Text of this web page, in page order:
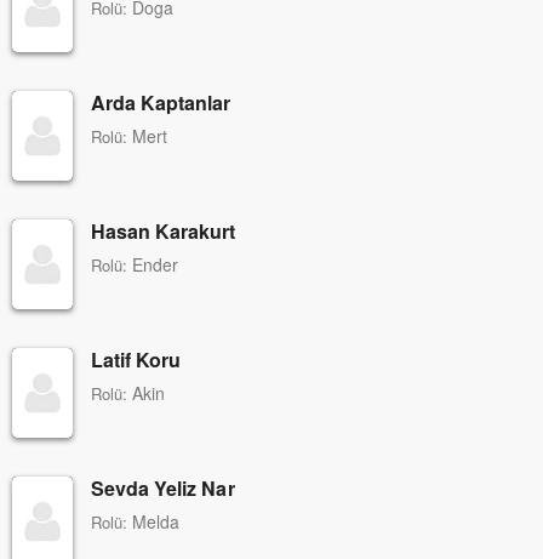
Rolü: Doga
Arda Kaptanlar
Rolü: Mert
Hasan Karakurt
Rolü: Ender
Latif Koru
Rolü: Akin
Sevda Yeliz Nar
Rolü: Melda